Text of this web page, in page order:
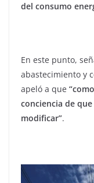
del consumo
En este punto,
abastecimiento y
apeló a que
conciencia de
modificar”.